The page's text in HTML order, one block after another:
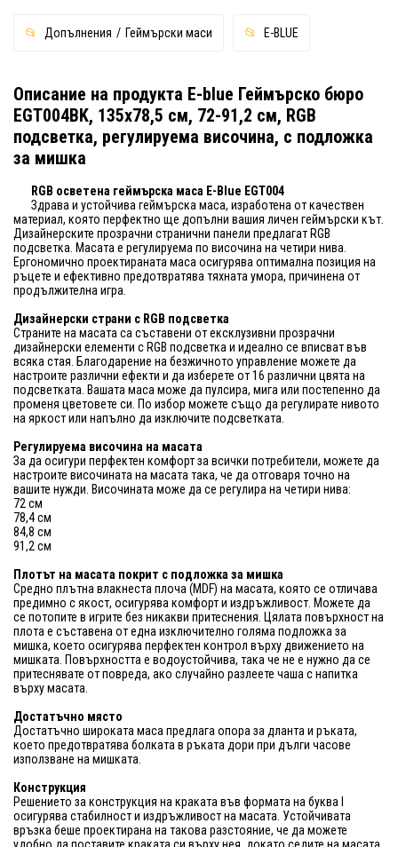
Допълнения Геймърски маси E-BLUE
Описание на продукта E-blue Геймърско бюро
EGT004BK, 135x78,5 см, 72-91,2 см, RGB
подсветка, регулируема височина, с подложка
за мишка
RGB осветена геймърска маса E-Blue EGT004
Здрава и устойчива геймърска маса, изработена от качествен
материал, която перфектно ще допълни вашия личен геймърски кът.
Дизайнерските прозрачни странични панели предлагат RGB
подсветка. Масата е регулируема по височина на четири нива.
Ергономично проектираната маса осигурява оптимална позиция на
ръцете и ефективно предотвратява тяхната умора, причинена от
продължителна игра.
Дизайнерски страни с RGB подсветка
Страните на масата са съставени от ексклузивни прозрачни
дизайнерски елементи с RGB подсветка и идеално се вписват във
всяка стая. Благодарение на безжичното управление можете да
настроите различни ефекти и да изберете от 16 различни цвята на
подсветката. Вашата маса може да пулсира, мига или постепенно да
променя цветовете си. По избор можете също да регулирате нивото
на яркост или напълно да изключите подсветката.
Регулируема височина на масата
За да осигури перфектен комфорт за всички потребители, можете да
настроите височината на масата така, че да отговаря точно на
вашите нужди. Височината може да се регулира на четири нива:
72 см
78,4 см
84,8 см
91,2 см
Плотът на масата покрит с подложка за мишка
Средно плътна влакнеста плоча (MDF) на масата, която се отличава
предимно с якост, осигурява комфорт и издръжливост. Можете да
се потопите в игрите без никакви притеснения. Цялата повърхност на
плота е съставена от една изключително голяма подложка за
мишка, което осигурява перфектен контрол върху движението на
мишката. Повърхността е водоустойчива, така че не е нужно да се
притеснявате от повреда, ако случайно разлеете чаша с напитка
върху масата.
Достатъчно място
Достатъчно широката маса предлага опора за дланта и ръката,
което предотвратява болката в ръката дори при дълги часове
използване на мишката.
Конструкция
Решението за конструкция на краката във формата на буква I
осигурява стабилност и издръжливост на масата. Устойчивата
връзка беше проектирана на такова разстояние, че да можете
удобно да поставите краката си върху нея, докато седите на масата.